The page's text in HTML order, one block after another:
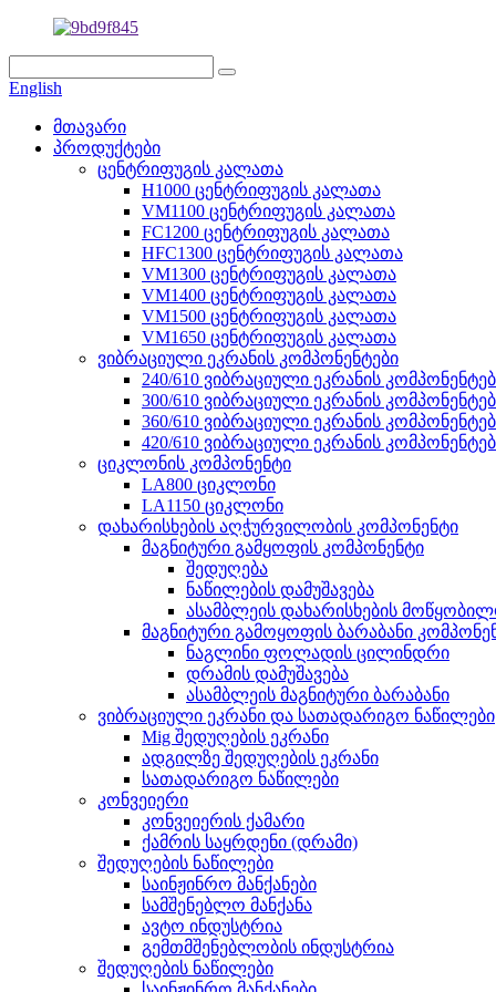
English
მთავარი
პროდუქტები
ცენტრიფუგის კალათა
H1000 ცენტრიფუგის კალათა
VM1100 ცენტრიფუგის კალათა
FC1200 ცენტრიფუგის კალათა
HFC1300 ცენტრიფუგის კალათა
VM1300 ცენტრიფუგის კალათა
VM1400 ცენტრიფუგის კალათა
VM1500 ცენტრიფუგის კალათა
VM1650 ცენტრიფუგის კალათა
ვიბრაციული ეკრანის კომპონენტები
240/610 ვიბრაციული ეკრანის
300/610 ვიბრაციული ეკრანის
360/610 ვიბრაციული ეკრანის
420/610 ვიბრაციული ეკრანის
ციკლონის კომპონენტი
LA800 ციკლონი
LA1150 ციკლონი
დახარისხების აღჭურვილობის კომპონენტი
მაგნიტური გამყოფის კომპონენტი
შედუღება
ნაწილების დამუშავება
ასამბლეის დახარისხების
მაგნიტური გამოყოფის ბარაბანი
ნაგლინი ფოლადის ცილინდრი
დრამის დამუშავება
ასამბლეის მაგნიტური ბარაბანი
ვიბრაციული ეკრანი და სათადარიგო ნაწილები
Mig შედუღების ეკრანი
ადგილზე შედუღების ეკრანი
სათადარიგო ნაწილები
კონვეიერი
კონვეიერის ქამარი
ქამრის საყრდენი (დრამი)
შედუღების ნაწილები
საინჟინრო მანქანები
სამშენებლო მანქანა
ავტო ინდუსტრია
გემთმშენებლობის ინდუსტრია
შედუღების ნაწილები